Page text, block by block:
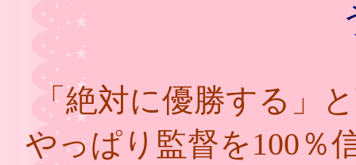
「絶対に優勝する」
やっぱり監督を100％